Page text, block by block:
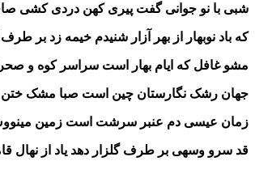
شبی با نو جوانی گفت پیری کهن دردی کشی
که باد نوبهار از بهر آزار شنیدم خیمه زد بر طرف
مشو غافل که ایام بهار است سراسر کوه و
جهان رشک نگارستان چین است صبا مشک ختن
زمان عیسی دم عنبر سرشت است زمین
قد سرو وسهی بر طرف گلزار دهد یاد از نهال